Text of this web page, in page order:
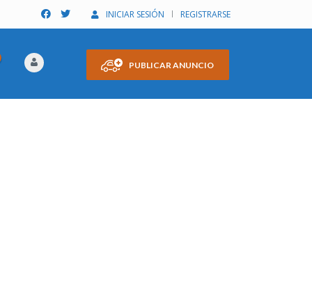
INICIAR SESIÓN REGISTRARSE
PUBLICAR ANUNCIO